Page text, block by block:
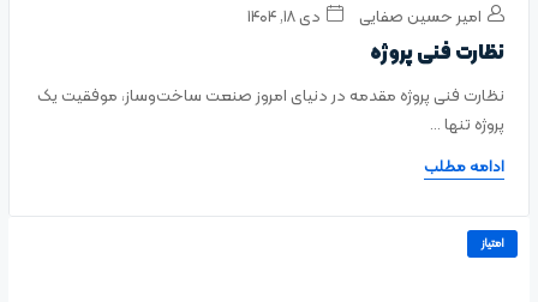
امیر حسین صفایی دی ۱۸, ۱۴۰۴
نظارت فنی پروژه
نظارت فنی پروژه مقدمه در دنیای امروز صنعت ساخت‌وساز، موفقیت یک
پروژه تنها ...
ادامه مطلب
امتیاز